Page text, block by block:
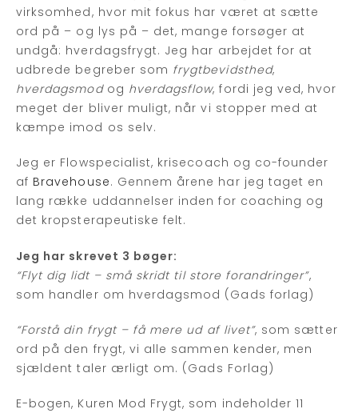
virksomhed, hvor mit fokus har været at sætte
ord på – og lys på – det, mange forsøger at
undgå: hverdagsfrygt. Jeg har arbejdet for at
udbrede begreber som frygtbevidsthed,
hverdagsmodog hverdagsflow, fordi jeg ved, hvor
meget der bliver muligt, når vi stopper med at
kæmpe imod os selv.
Jeg er Flowspecialist, krisecoach og co-founder
af Bravehouse. Gennem årene har jeg taget en
lang række uddannelser inden for coaching og
det kropsterapeutiske felt.
Jeg har skrevet 3 bøger:
“Flyt dig lidt – små skridt til store forandringer”,
som handler om hverdagsmod (Gads forlag)
“Forstå din frygt – få mere ud af livet”, som sætter
ord på den frygt, vi alle sammen kender, men
sjældent taler ærligt om. (Gads Forlag)
E-bogen, Kuren Mod Frygt, som indeholder 11